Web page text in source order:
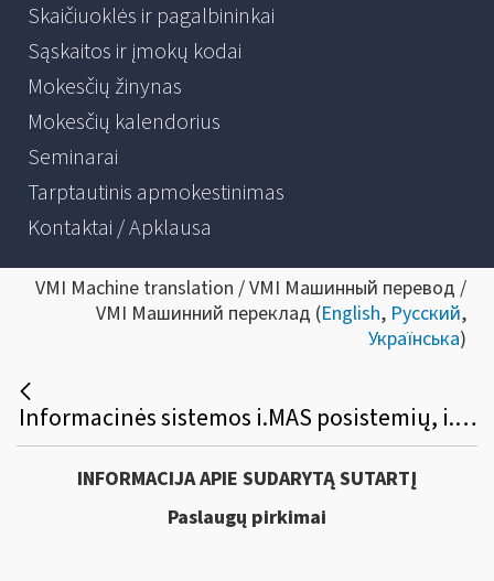
Skaičiuoklės ir pagalbininkai
Sąskaitos ir įmokų kodai
Mokesčių žinynas
Mokesčių kalendorius
Seminarai
Tarptautinis apmokestinimas
Kontaktai / Apklausa
VMI Machine translation / VMI Машинный перевод /
VMI Машинний переклад (English, Русский,
Українська)
Informacinės sistemos i.MAS posistemių, i.SAF ir i.APS plėtros paslaugų viešasis pirkimas
INFORMACIJA APIE SUDARYTĄSUTARTĮ
Paslaugų pirkimai